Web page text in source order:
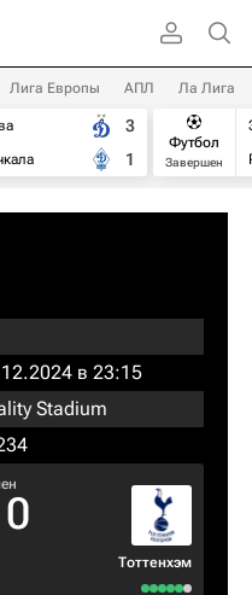
Лига Европы АПЛ Ла Лига
3
1
Футбол
Завершен
в 23:15
Stadium
0
Тоттенхэм